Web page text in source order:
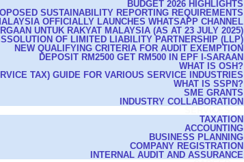
BUDGET 2026 HIGHLIGHTS
SUSTAINABILITY REPORTING REQUIREMENTS
OFFICIALLY LAUNCHES WHATSAPP CHANNEL
UNTUK RAKYAT MALAYSIA (AS AT 23 JULY 2025)
OF LIMITED LIABILITY PARTNERSHIP (LLP)
NEW QUALIFYING CRITERIA FOR AUDIT EXEMPTION
DEPOSIT RM2500 GET RM500 IN EPF I-SARAAN
WHAT IS OSH?
TAX) GUIDE FOR VARIOUS SERVICE INDUSTRIES
WHAT IS SSPN?
SME GRANTS
INDUSTRY COLLABORATION
TAXATION
ACCOUNTING
BUSINESS PLANNING
COMPANY REGISTRATION
INTERNAL AUDIT AND ASSURANCE